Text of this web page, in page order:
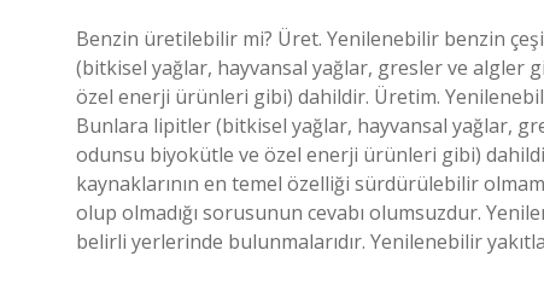
Benzin üretilebilir mi? Üret. Yenilenebilir benzin
(bitkisel yağlar, hayvansal yağlar, gresler ve algler
özel enerji ürünleri gibi) dahildir. Üretim.
Bunlara lipitler (bitkisel yağlar, hayvansal yağlar,
odunsu biyokütle ve özel enerji ürünleri gibi)
kaynaklarının en temel özelliği sürdürülebilir
olup olmadığı sorusunun cevabı olumsuzdur.
belirli yerlerinde bulunmalarıdır. Yenilenebilir